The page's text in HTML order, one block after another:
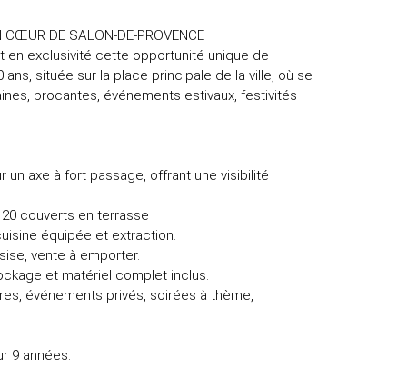
DE SALON-DE-PROVENCE
en exclusivité cette opportunité unique de
située sur la place principale de la ville, où se
brocantes, événements estivaux, festivités
un axe à fort passage, offrant une visibilité
couverts en terrasse !
équipée et extraction.
vente à emporter.
et matériel complet inclus.
événements privés, soirées à thème,
9 années.